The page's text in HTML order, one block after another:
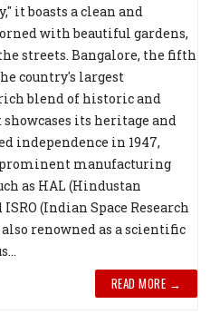
it boasts a clean and
with beautiful gardens,
streets. Bangalore, the fifth
country's largest
blend of historic and
its heritage and
independence in 1947,
manufacturing
as HAL (Hindustan
(Indian Space Research
renowned as a scientific
READ MORE →